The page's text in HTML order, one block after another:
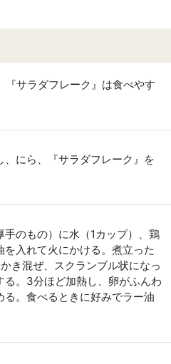
サラダフレーク』は食べやす
にら、『サラダフレーク』を
のもの）に水（1カップ）、鶏
を入れて火にかける。煮立った
き混ぜ、スクランブル状になっ
る。3分ほど加熱し、卵がふんわ
る。食べるときに好みでラー油